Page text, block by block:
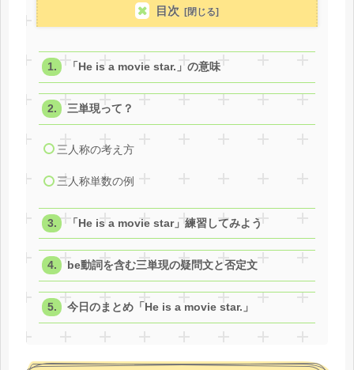
目次
「He is a movie star.」の意味
三単現って？
三人称の考え方
三人称単数の例
「He is a movie star」練習してみよう
be動詞を含む三単現の疑問文と否定文
今日のまとめ「He is a movie star.」